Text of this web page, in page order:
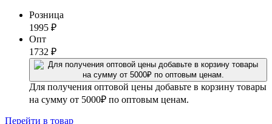
Розница
1995 ₽
Опт
1732 ₽
Для получения оптовой цены добавьте в корзину товары
на сумму от 5000₽ по оптовым ценам.
Перейти в товар